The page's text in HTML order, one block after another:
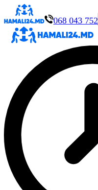
068 043 752